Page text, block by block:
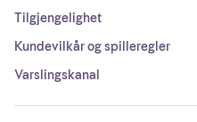
Tilgjengelighet
Kundevilkår og spilleregler
Varslingskanal